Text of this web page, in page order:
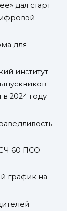
дал старт
для
институт
в 2024 году
60 ПСО
график на